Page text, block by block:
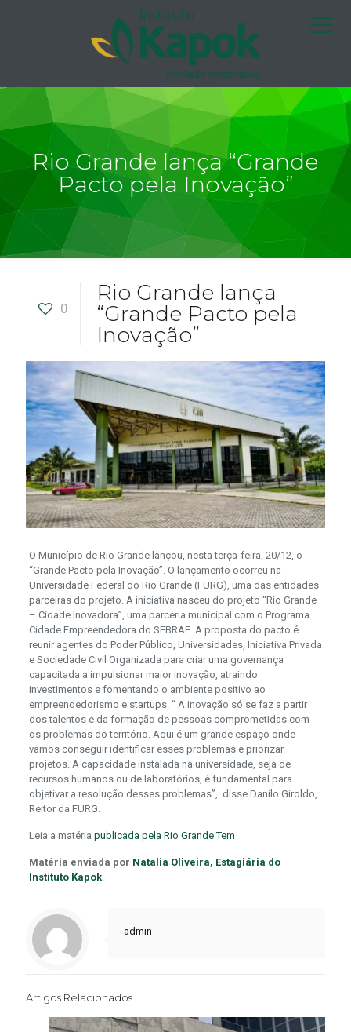
Rio Grande lança “Grande
Pacto pela Inovação”
0
Rio Grande lança
“Grande Pacto pela
Inovação”
O Município de Rio Grande lançou, nesta terça-feira, 20/12, o
“Grande Pacto pela Inovação”. O lançamento ocorreu na
Universidade Federal do Rio Grande (FURG), uma das entidades
parceiras do projeto. A iniciativa nasceu do projeto “Rio Grande
– Cidade Inovadora”, uma parceria municipal com o Programa
Cidade Empreendedora do SEBRAE. A proposta do pacto é
reunir agentes do Poder Público, Universidades, Iniciativa Privada
e Sociedade Civil Organizada para criar uma governança
capacitada a impulsionar maior inovação, atraindo
investimentos e fomentando o ambiente positivo ao
empreendedorismo e startups. “ A inovação só se faz a partir
dos talentos e da formação de pessoas comprometidas com
os problemas do território. Aqui é um grande espaço onde
vamos conseguir identificar esses problemas e priorizar
projetos. A capacidade instalada na universidade, seja de
recursos humanos ou de laboratórios, é fundamental para
objetivar a resolução desses problemas”, disse Danilo Giroldo,
Reitor da FURG.
Leia a matéria publicada pela Rio Grande Tem
Matéria enviada por Natalia Oliveira, Estagiária do
Instituto Kapok.
admin
Artigos Relacionados